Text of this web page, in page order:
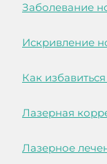
Заболевание
Искривление
Как
Лазерная
Лазерное